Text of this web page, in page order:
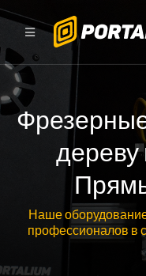
дереву
Наше
профессионалов в